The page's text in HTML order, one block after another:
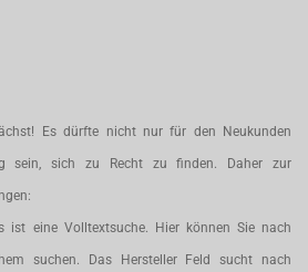
Es dürfte nicht nur für den Neukunden
sein, sich zu Recht zu finden. Daher zur
ist eine Volltextsuche. Hier können Sie nach
suchen. Das Hersteller Feld sucht nach